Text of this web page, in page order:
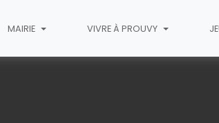
MAIRIE VIVRE À PROUVY